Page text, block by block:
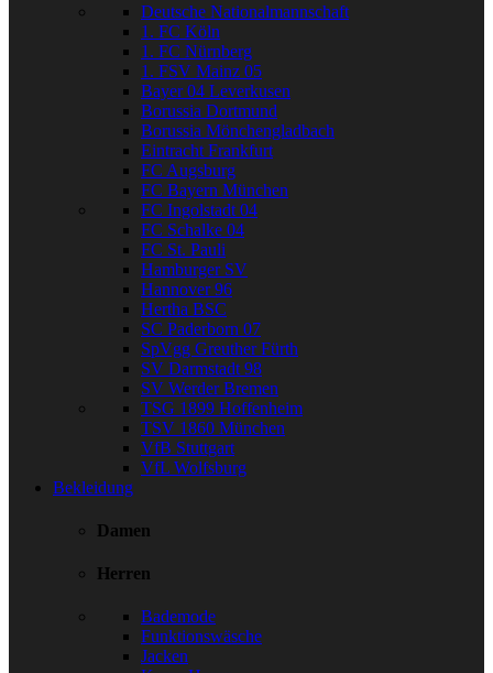
Deutsche Nationalmannschaft
1. FC Köln
1. FC Nürnberg
1. FSV Mainz 05
Bayer 04 Leverkusen
Borussia Dortmund
Borussia Mönchengladbach
Eintracht Frankfurt
FC Augsburg
FC Bayern München
FC Ingolstadt 04
FC Schalke 04
FC St. Pauli
Hamburger SV
Hannover 96
Hertha BSC
SC Paderborn 07
SpVgg Greuther Fürth
SV Darmstadt 98
SV Werder Bremen
TSG 1899 Hoffenheim
TSV 1860 München
VfB Stuttgart
VfL Wolfsburg
Bekleidung
Damen
Herren
Bademode
Funktionswäsche
Jacken